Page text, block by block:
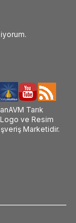
Tarık
ve Resim
Marketidir.